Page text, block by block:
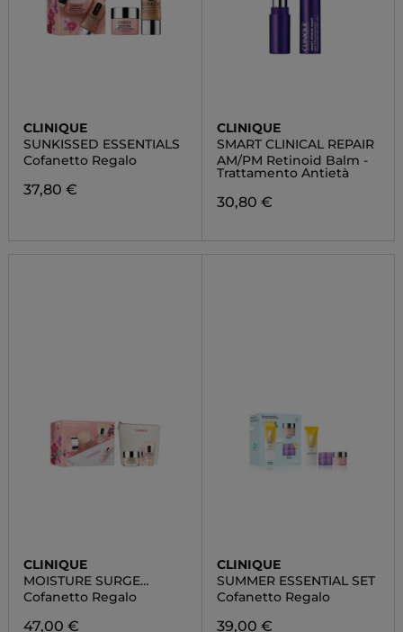
CLINIQUE
SUNKISSED ESSENTIALS
Cofanetto Regalo
37,80 €
CLINIQUE
SMART CLINICAL REPAIR
AM/PM Retinoid Balm -
Trattamento Antietà
30,80 €
CLINIQUE
MOISTURE SURGE
ROUTINE-SET
Cofanetto Regalo
47,00 €
CLINIQUE
SUMMER ESSENTIAL SET
Cofanetto Regalo
39,00 €